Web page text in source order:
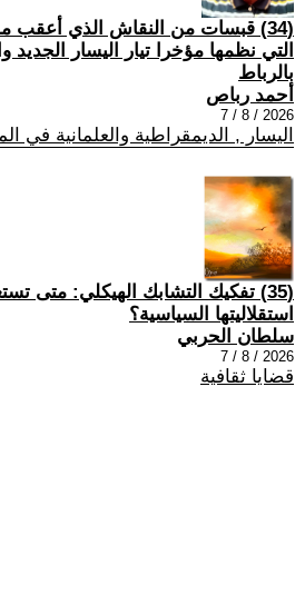
(34) قبسات من النقاش الذي أعقب
التي نظمها مؤخرا تيار اليسار الجديد
بالرباط
أحمد رباص
2026 / 8 / 7
اليسار , الديمقراطية والعلمانية في
(35) تفكيك التشابك الهيكلي: متى
استقلاليتها السياسية؟
سلطان الحربي
2026 / 8 / 7
قضايا ثقافية